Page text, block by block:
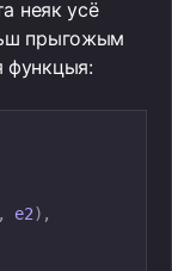
неяк усё
прыгожым
функцыя:
e2) ,